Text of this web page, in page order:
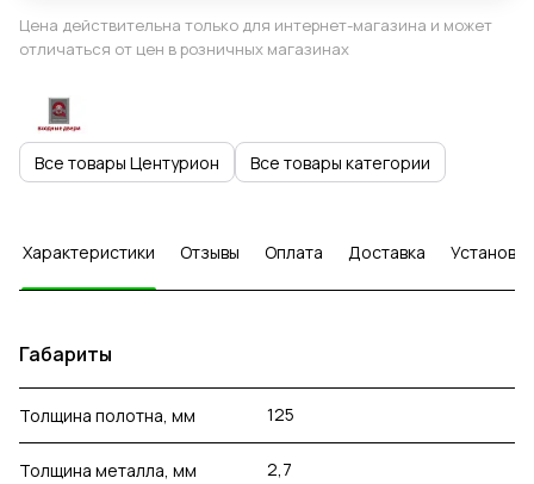
Цена действительна только для интернет-магазина и может
отличаться от цен в розничных магазинах
Все товары Центурион Все товары категории
Характеристики Отзывы Оплата Доставка Установка
Габариты
Толщина полотна, мм 125
Толщина металла, мм 2,7